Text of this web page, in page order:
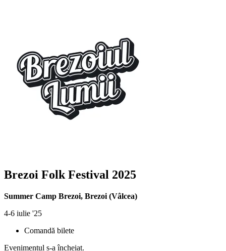
Brezoi Folk Festival 2025
Summer Camp Brezoi, Brezoi (Vâlcea)
4-6 iulie '25
Comandă bilete
Evenimentul s-a încheiat.